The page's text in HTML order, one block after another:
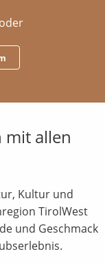
oder
mit allen
Kultur und
TirolWest
und Geschmack